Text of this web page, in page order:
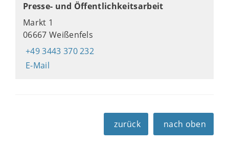
Presse- und Öffentlichkeitsarbeit
Markt 1
06667 Weißenfels
+49 3443 370 232
E-Mail
zurück nach oben